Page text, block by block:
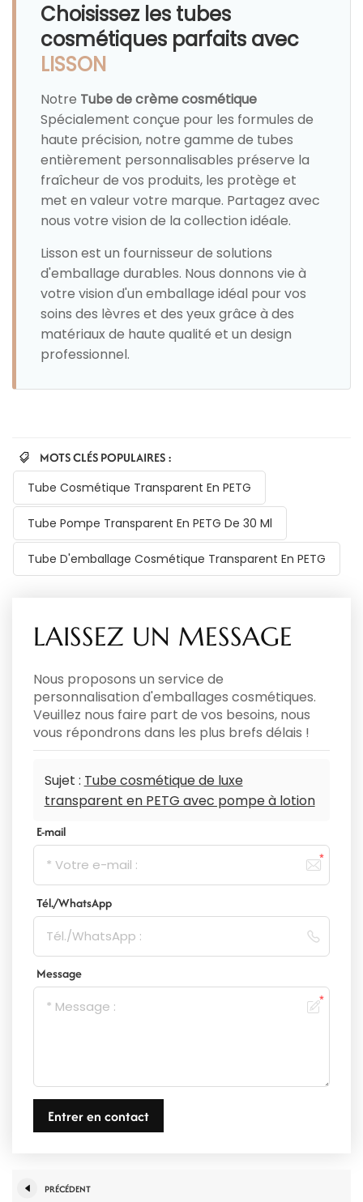
Choisissez les tubes
cosmétiques parfaits avec
LISSON
Notre Tube de crème cosmétique
Spécialement conçue pour les formules de
haute précision, notre gamme de tubes
entièrement personnalisables préserve la
fraîcheur de vos produits, les protège et
met en valeur votre marque. Partagez avec
nous votre vision de la collection idéale.
Lisson est un fournisseur de solutions
d'emballage durables. Nous donnons vie à
votre vision d'un emballage idéal pour vos
soins des lèvres et des yeux grâce à des
matériaux de haute qualité et un design
professionnel.
MOTS CLÉS POPULAIRES :
Tube Cosmétique Transparent En PETG
Tube Pompe Transparent En PETG De 30 Ml
Tube D'emballage Cosmétique Transparent En PETG
LAISSEZ UN MESSAGE
Nous proposons un service de
personnalisation d'emballages cosmétiques.
Veuillez nous faire part de vos besoins, nous
vous répondrons dans les plus brefs délais !
Sujet : Tube cosmétique de luxe
transparent en PETG avec pompe à lotion
E-mail
Tél./WhatsApp
Message
Entrer en contact
PRÉCÉDENT